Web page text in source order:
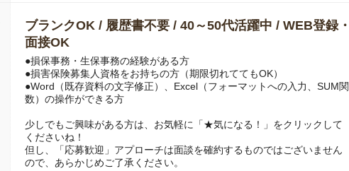
ブランクOK / 履歴書不要 / 40～50代活躍中 / WEB登録・
面接OK
●損保事務・生保事務の経験がある方
●損害保険募集人資格をお持ちの方（期限切れててもOK）
●Word（既存資料の文字修正）、Excel（フォーマットへの入力、SUM関
数）の操作ができる方
少しでもご興味がある方は、お気軽に「★気になる！」をクリックして
くださいね！
但し、「応募歓迎」アプローチは面談を確約するものではございません
ので、あらかじめご了承ください。